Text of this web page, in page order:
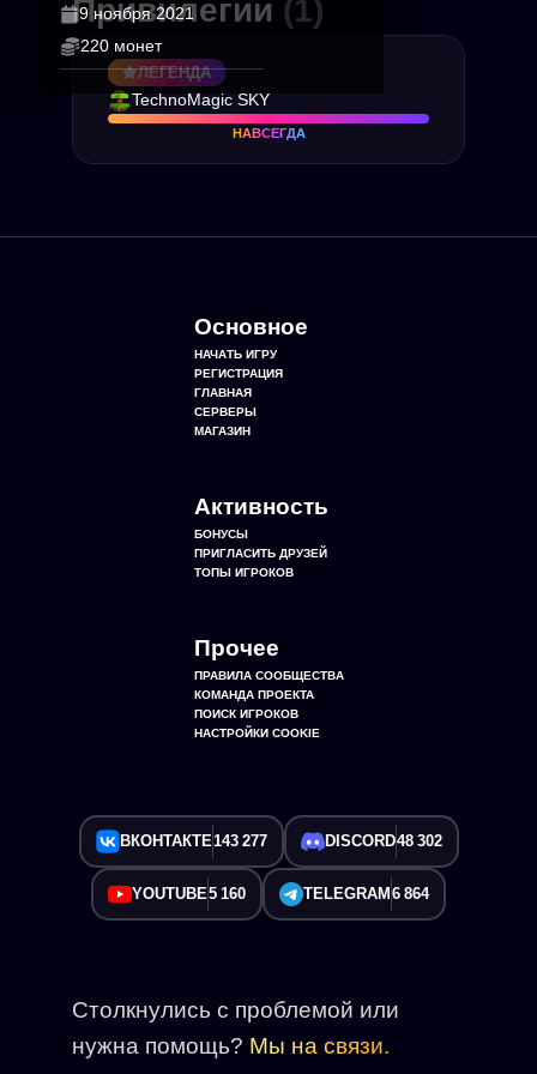
9 ноября 2021
220 монет
Привилегии (1)
ЛЕГЕНДА
TechnoMagic SKY
НАВСЕГДА
Основное
НАЧАТЬ ИГРУ
РЕГИСТРАЦИЯ
ГЛАВНАЯ
СЕРВЕРЫ
МАГАЗИН
Активность
БОНУСЫ
ПРИГЛАСИТЬ ДРУЗЕЙ
ТОПЫ ИГРОКОВ
Прочее
ПРАВИЛА СООБЩЕСТВА
КОМАНДА ПРОЕКТА
ПОИСК ИГРОКОВ
НАСТРОЙКИ COOKIE
ВКОНТАКТЕ143 277 DISCORD48 302
YOUTUBE5 160 TELEGRAM 6 864
Столкнулись с проблемой или
нужна помощь? Мы на связи.